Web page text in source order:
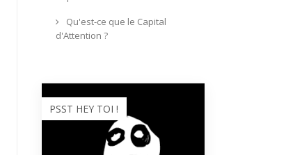
Qu'est-ce que le Capital
d'Attention ?
PSST HEY TOI !